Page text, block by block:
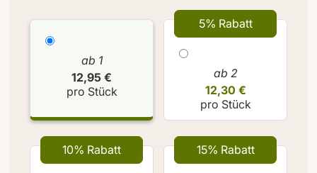
ab 1
12,95 €
pro Stück
5% Rabatt
ab 2
12,30 €
pro Stück
10% Rabatt 15% Rabatt